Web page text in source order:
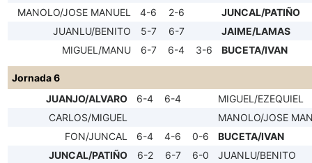
MANOLO/JOSE MANUEL
4-6 2-6
JUNCAL/PATIÑO
JUANLU/BENITO
5-7 6-7
JAIME/LAMAS
MIGUEL/MANU
6-7 6-4 3-6 BUCETA/IVAN
Jornada 6
JUANJO/ALVARO
6-4 6-4
MIGUEL/EZEQUIEL
CARLOS/MIGUEL
MANOLO/JOSE
FON/JUNCAL
6-4 4-6 0-6
BUCETA/IVAN
JUNCAL/PATIÑO
6-2 6-7 6-0
JUANLU/BENITO